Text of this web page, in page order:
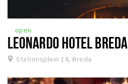
open
LEONARDO HOTEL BREDA
Stationsplein 14, Breda